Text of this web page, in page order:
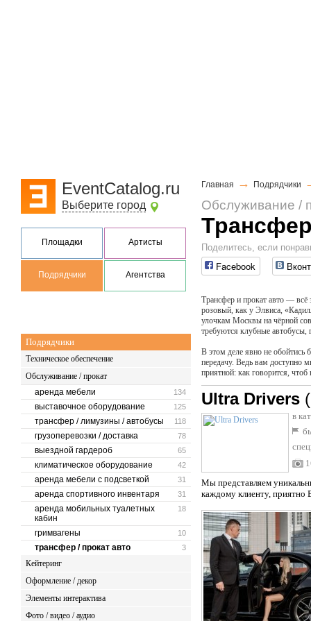
EventCatalog.ru
Выберите город
Площадки Артисты
Подрядчики Агентства
Подрядчики
Техническое обеспечение
Обслуживание / прокат
134
аренда мебели
125
выставочное оборудование
118
трансфер / лимузины / автобусы
78
грузоперевозки / доставка
65
выездной гардероб
42
климатическое оборудование
31
аренда мебели с подсветкой
31
аренда спортивного инвентаря
18
аренда мобильных туалетных
кабин
10
гримвагены
3
трансфер / прокат авто
Кейтеринг
Оформление / декор
Элементы интерактива
Фото / видео / аудио
Главная → Подрядчики
Обслуживание /
Поделитесь, если
Facebook
Трансфер и прокат авто — всё
розовый, как у Элвиса,
улочкам Москвы на чёрной
требуются клубные автобусы,
В этом деле явно не обойтись
передачу. Ведь вам доступно
приятной: как говорится,
Ultra Drivers
в
Мы представляем
каждому клиенту, приятно